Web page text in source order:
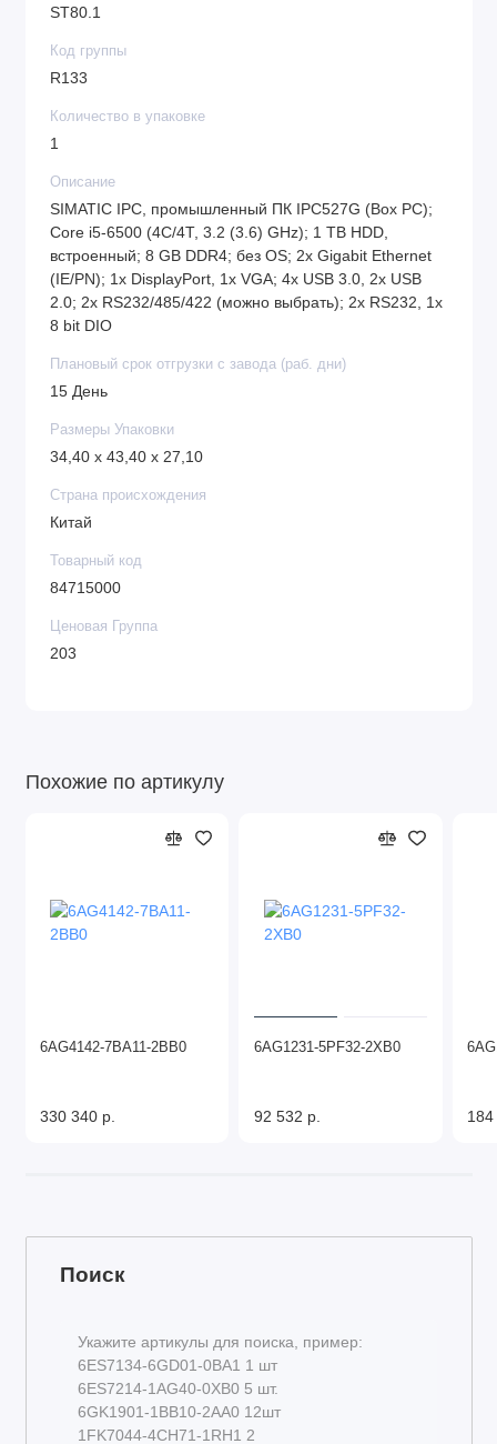
ST80.1
Код группы
R133
Количество в упаковке
1
Описание
SIMATIC IPC, промышленный ПК IPC527G (Box PC);
Core i5-6500 (4C/4T, 3.2 (3.6) GHz); 1 TB HDD,
встроенный; 8 GB DDR4; без OS; 2x Gigabit Ethernet
(IE/PN); 1x DisplayPort, 1x VGA; 4x USB 3.0, 2x USB
2.0; 2x RS232/485/422 (можно выбрать); 2x RS232, 1x
8 bit DIO
Плановый срок отгрузки с завода (раб. дни)
15 День
Размеры Упаковки
34,40 x 43,40 x 27,10
Страна происхождения
Китай
Товарный код
84715000
Ценовая Группа
203
Похожие по артикулу
6AG4142-7BA11-2BB0
330 340 р.
6AG1231-5PF32-2XB0
92 532 р.
Поиск